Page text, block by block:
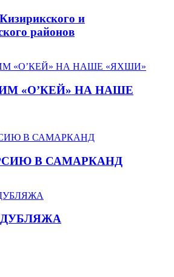
и
районов
«О’КЕЙ» НА НАШЕ
В САМАРКАНД